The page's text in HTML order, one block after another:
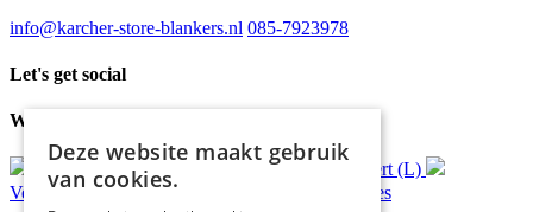
info@karcher-store-blankers.nl 085-7923978
Let's get social
Waar wij voor staan
bezorging*
Ophalen in Echt of Weert (L)
Verzonden binnen 48 uur* advies
Deze website maakt gebruik
van cookies.